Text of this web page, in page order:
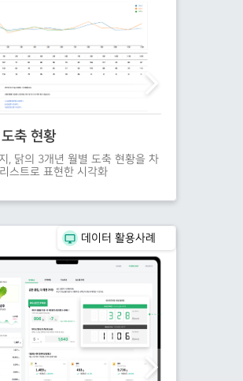
축 현황
, 닭의 3개년 월별 도축 현황을 차
스트로 표현한 시각화
데이터 활용사례